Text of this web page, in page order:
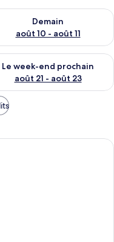
9 - août 10
Demain
août 10 - août 11
la disponibilité pour
août 14 - août 16
Le week-end prochain
août 21 - août 23
la disponibilité pour